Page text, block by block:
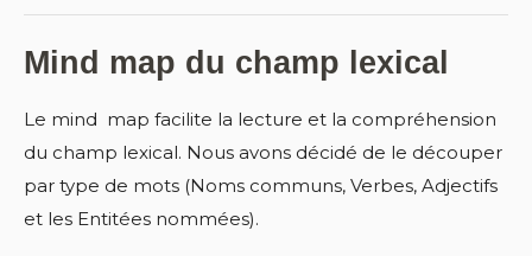
Mind map du champ lexical
Le mind map facilite la lecture et la compréhension
du champ lexical. Nous avons décidé de le découper
par type de mots (Noms communs, Verbes, Adjectifs
et les Entitées nommées).